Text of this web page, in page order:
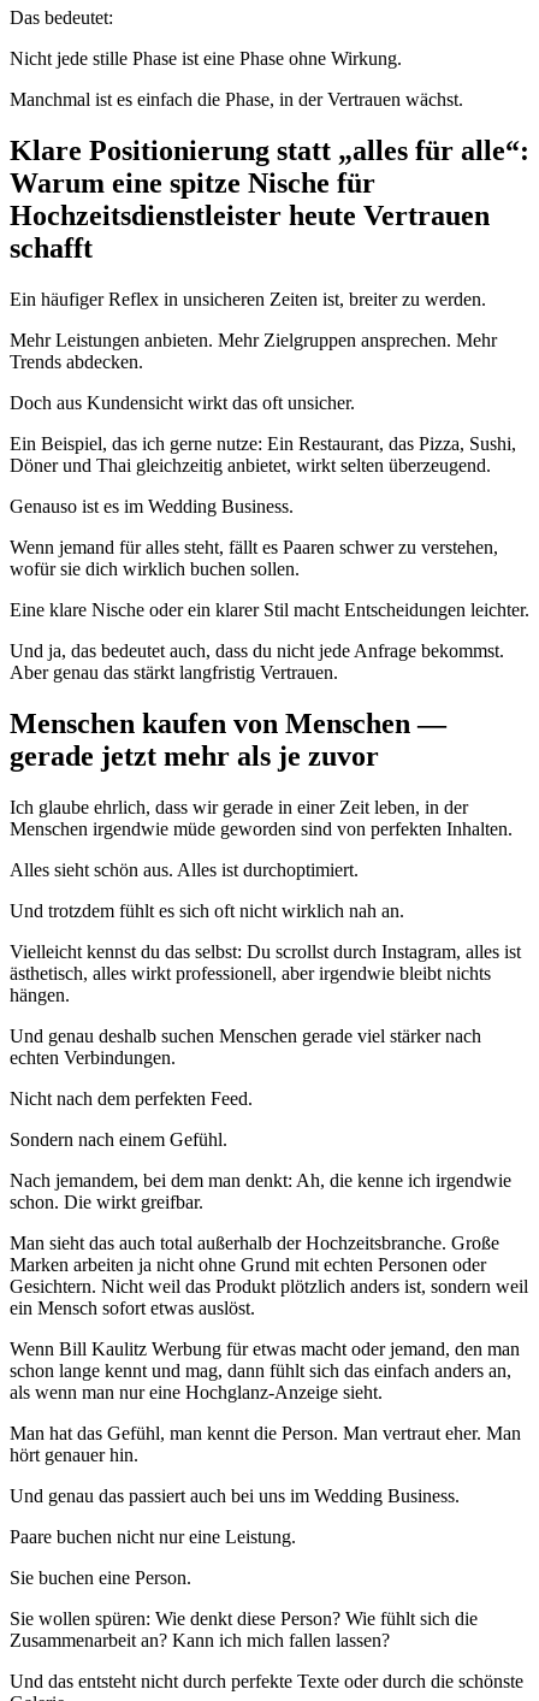
Das bedeutet:
Nicht jede stille Phase ist eine Phase ohne Wirkung.
Manchmal ist es einfach die Phase, in der Vertrauen wächst.
Klare Positionierung statt „alles für alle“:
Warum eine spitze Nische für
Hochzeitsdienstleister heute Vertrauen
schafft
Ein häufiger Reflex in unsicheren Zeiten ist, breiter zu werden.
Mehr Leistungen anbieten. Mehr Zielgruppen ansprechen. Mehr
Trends abdecken.
Doch aus Kundensicht wirkt das oft unsicher.
Ein Beispiel, das ich gerne nutze: Ein Restaurant, das Pizza, Sushi,
Döner und Thai gleichzeitig anbietet, wirkt selten überzeugend.
Genauso ist es im Wedding Business.
Wenn jemand für alles steht, fällt es Paaren schwer zu verstehen,
wofür sie dich wirklich buchen sollen.
Eine klare Nische oder ein klarer Stil macht Entscheidungen leichter.
Und ja, das bedeutet auch, dass du nicht jede Anfrage bekommst.
Aber genau das stärkt langfristig Vertrauen.
Menschen kaufen von Menschen —
gerade jetzt mehr als je zuvor
Ich glaube ehrlich, dass wir gerade in einer Zeit leben, in der
Menschen irgendwie müde geworden sind von perfekten Inhalten.
Alles sieht schön aus. Alles ist durchoptimiert.
Und trotzdem fühlt es sich oft nicht wirklich nah an.
Vielleicht kennst du das selbst: Du scrollst durch Instagram, alles ist
ästhetisch, alles wirkt professionell, aber irgendwie bleibt nichts
hängen.
Und genau deshalb suchen Menschen gerade viel stärker nach
echten Verbindungen.
Nicht nach dem perfekten Feed.
Sondern nach einem Gefühl.
Nach jemandem, bei dem man denkt: Ah, die kenne ich irgendwie
schon. Die wirkt greifbar.
Man sieht das auch total außerhalb der Hochzeitsbranche. Große
Marken arbeiten ja nicht ohne Grund mit echten Personen oder
Gesichtern. Nicht weil das Produkt plötzlich anders ist, sondern weil
ein Mensch sofort etwas auslöst.
Wenn Bill Kaulitz Werbung für etwas macht oder jemand, den man
schon lange kennt und mag, dann fühlt sich das einfach anders an,
als wenn man nur eine Hochglanz-Anzeige sieht.
Man hat das Gefühl, man kennt die Person. Man vertraut eher. Man
hört genauer hin.
Und genau das passiert auch bei uns im Wedding Business.
Paare buchen nicht nur eine Leistung.
Sie buchen eine Person.
Sie wollen spüren: Wie denkt diese Person? Wie fühlt sich die
Zusammenarbeit an? Kann ich mich fallen lassen?
Und das entsteht nicht durch perfekte Texte oder durch die schönste